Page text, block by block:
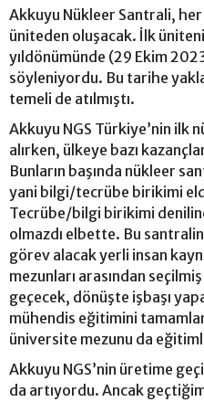
Akkuyu Nükleer Santrali,
üniteden oluşacak. İlk
yıldönümünde (29 Ekim
söyleniyordu. Bu tarihe
temeli de atılmıştı.
Akkuyu NGS Türkiye’nin ilk
alırken, ülkeye bazı
Bunların başında nükleer
yani bilgi/tecrübe birikimi
Tecrübe/bilgi birikimi
olmazdı elbette. Bu
görev alacak yerli insan
mezunları arasından
geçecek, dönüşte işbaşı
mühendis eğitimini
üniversite mezunu da
Akkuyu NGS’nin üretime
da artıyordu. Ancak